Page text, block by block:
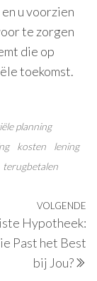
u voorzien
te zorgen
die op
toekomst.
planning
kosten
lening
terugbetalen
VOLGENDE
Hypotheek:
Past het Best
bij Jou?